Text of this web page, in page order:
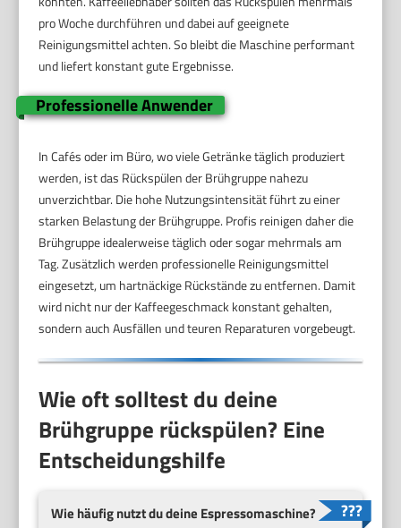
pro Woche durchführen und dabei auf geeignete
Reinigungsmittel achten. So bleibt die Maschine performant
und liefert konstant gute Ergebnisse.
Professionelle Anwender
In Cafés oder im Büro, wo viele Getränke täglich produziert
werden, ist das Rückspülen der Brühgruppe nahezu
unverzichtbar. Die hohe Nutzungsintensität führt zu einer
starken Belastung der Brühgruppe. Profis reinigen daher die
Brühgruppe idealerweise täglich oder sogar mehrmals am
Tag. Zusätzlich werden professionelle Reinigungsmittel
eingesetzt, um hartnäckige Rückstände zu entfernen. Damit
wird nicht nur der Kaffeegeschmack konstant gehalten,
sondern auch Ausfällen und teuren Reparaturen vorgebeugt.
Wie oft solltest du deine
Brühgruppe rückspülen? Eine
Entscheidungshilfe
Wie häufig nutzt du deine Espressomaschine?